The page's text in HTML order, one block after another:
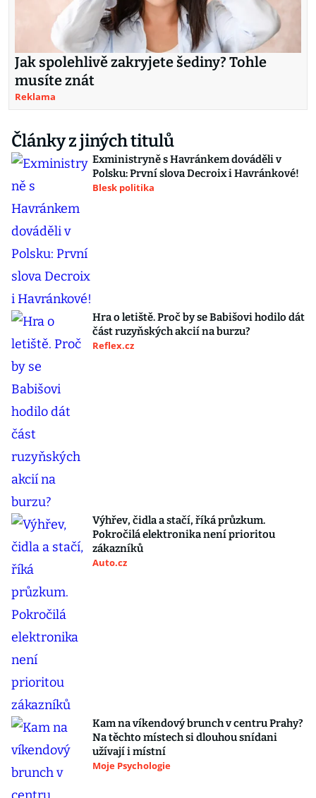
Jak spolehlivě zakryjete šediny? Tohle
musíte znát
Reklama
Články z jiných titulů
Exministryně s Havránkem dováděli v
Polsku: První slova Decroix i Havránkové!
Blesk politika
Hra o letiště. Proč by se Babišovi hodilo dát
část ruzyňských akcií na burzu?
Reflex.cz
Výhřev, čidla a stačí, říká průzkum.
Pokročilá elektronika není prioritou
zákazníků
Auto.cz
Kam na víkendový brunch v centru Prahy?
Na těchto místech si dlouhou snídani
užívají i místní
Moje Psychologie